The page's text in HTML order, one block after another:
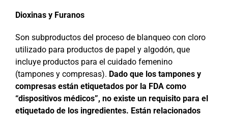
Dioxinas y Furanos
Son subproductos del proceso de blanqueo con cloro
utilizado para productos de papel y algodón, que
incluye productos para el cuidado femenino
(tampones y compresas). Dado que los tampones y
compresas están etiquetados por la FDA como
“dispositivos médicos”, no existe un requisito para el
etiquetado de los ingredientes. Están relacionados